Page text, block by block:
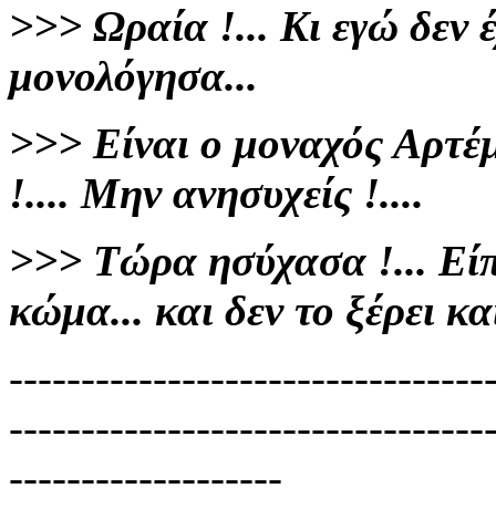
>>> Ωραία !... Κι εγώ δεν
μονολόγησα...
>>> Είναι ο μοναχός
!.... Μην ανησυχείς !....
>>> Τώρα ησύχασα !...
κώμα... και δεν το ξέρει
-------------------